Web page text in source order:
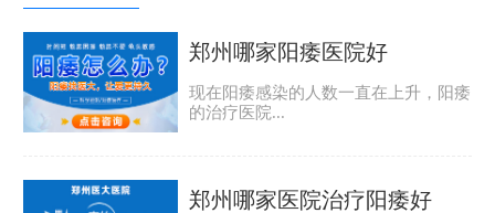
郑州哪家阳痿医院好
现在阳痿感染的人数一直在上升，阳痿
的治疗医院...
郑州哪家医院治疗阳痿好